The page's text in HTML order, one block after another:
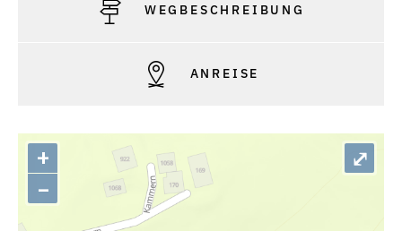
WEGBESCHREIBUNG
ANREISE
+
–
⤢